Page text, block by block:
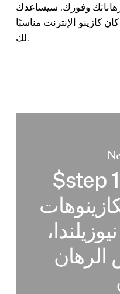
وفوزك. سيساعدك
كازينو الإنترنت مناسبًا
لك.
$step 1 الحد الأدنى